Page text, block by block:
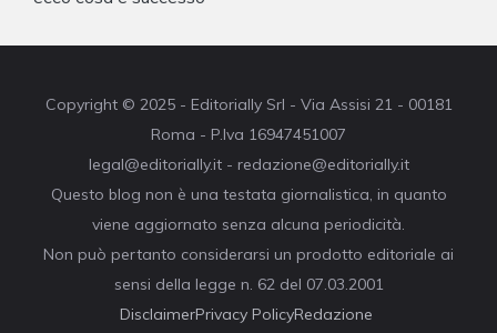
Copyright © 2025 - Editorially Srl - Via Assisi 21 - 00181
Roma - P.Iva 16947451007
legal@editorially.it - redazione@editorially.it
Questo blog non è una testata giornalistica, in quanto
viene aggiornato senza alcuna periodicità.
Non può pertanto considerarsi un prodotto editoriale ai
sensi della legge n. 62 del 07.03.2001
DisclaimerPrivacy PolicyRedazione